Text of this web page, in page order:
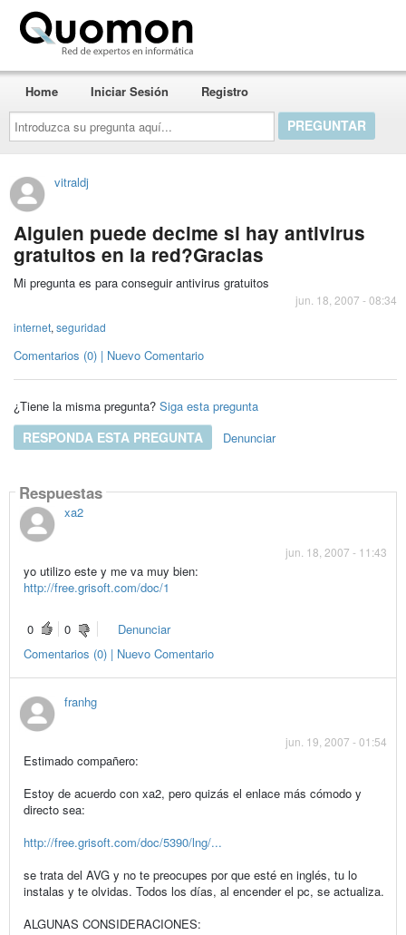
Introduzca
su
pregunta
aquí...
Home Iniciar Sesión Registro
vitraldj
Alguien puede decime si hay antivirus
gratuitos en la red?Gracias
Mi pregunta es para conseguir antivirus gratuitos
jun. 18, 2007 - 08:34
internet, seguridad
Comentarios (0) | Nuevo Comentario
¿Tiene la misma pregunta? Siga esta pregunta
RESPONDA ESTA PREGUNTA Denunciar
Respuestas
xa2
jun. 18, 2007 - 11:43
yo utilizo este y me va muy bien:
http://free.grisoft.com/doc/1
0 0
Denunciar
Comentarios (0) | Nuevo Comentario
franhg
jun. 19, 2007 - 01:54
Estimado compañero:
Estoy de acuerdo con xa2, pero quizás el enlace más cómodo y
directo sea:
http://free.grisoft.com/doc/5390/lng/...
se trata del AVG y no te preocupes por que esté en inglés, tu lo
instalas y te olvidas. Todos los días, al encender el pc, se actualiza.
ALGUNAS CONSIDERACIONES: